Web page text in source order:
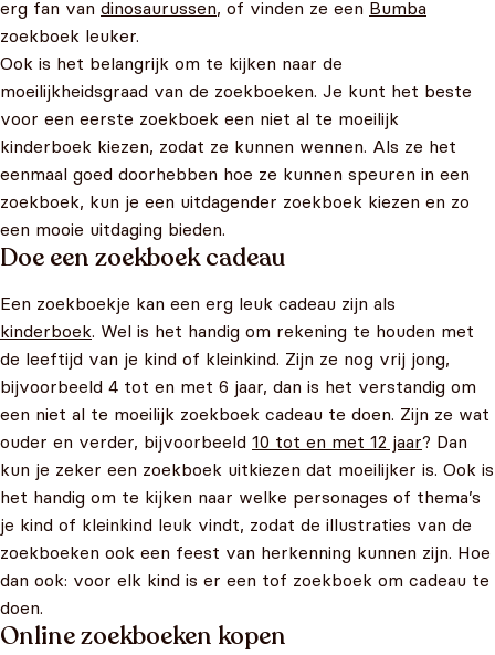
erg fan van dinosaurussen, of vinden ze een Bumba
zoekboek leuker.
Ook is het belangrijk om te kijken naar de
moeilijkheidsgraad van de zoekboeken. Je kunt het beste
voor een eerste zoekboek een niet al te moeilijk
kinderboek kiezen, zodat ze kunnen wennen. Als ze het
eenmaal goed doorhebben hoe ze kunnen speuren in een
zoekboek, kun je een uitdagender zoekboek kiezen en zo
een mooie uitdaging bieden.
Doe een zoekboek cadeau
Een zoekboekje kan een erg leuk cadeau zijn als
kinderboek. Wel is het handig om rekening te houden met
de leeftijd van je kind of kleinkind. Zijn ze nog vrij jong,
bijvoorbeeld 4 tot en met 6 jaar, dan is het verstandig om
een niet al te moeilijk zoekboek cadeau te doen. Zijn ze wat
ouder en verder, bijvoorbeeld 10 tot en met 12 jaar? Dan
kun je zeker een zoekboek uitkiezen dat moeilijker is. Ook is
het handig om te kijken naar welke personages of thema’s
je kind of kleinkind leuk vindt, zodat de illustraties van de
zoekboeken ook een feest van herkenning kunnen zijn. Hoe
dan ook: voor elk kind is er een tof zoekboek om cadeau te
doen.
Online zoekboeken kopen